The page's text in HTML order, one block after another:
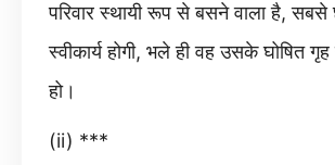
परिवार स्थायी रूप से बसने वाला है, सबसे
स्वीकार्य होगी, भले ही वह उसके घोषित
हो।
(ii) ***